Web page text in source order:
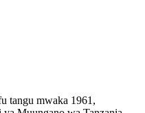
tangu mwaka 1961,